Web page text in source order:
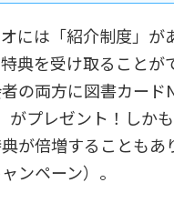
には「紹介制度」が
典を受け取ることが
の両方に図書カード
がプレゼント！しか
が倍増することもあ
ンペーン）。